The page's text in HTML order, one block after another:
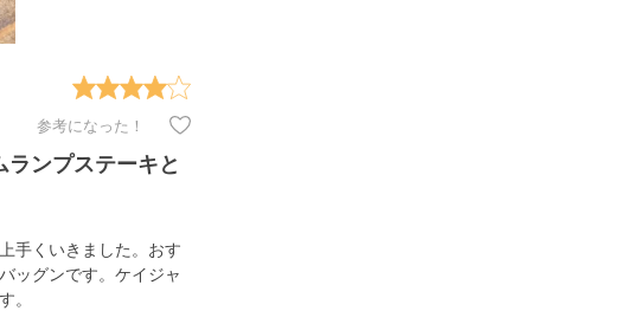
参考になった！
ンプステーキと
手くいきました。おす
ッグンです。ケイジャ
。